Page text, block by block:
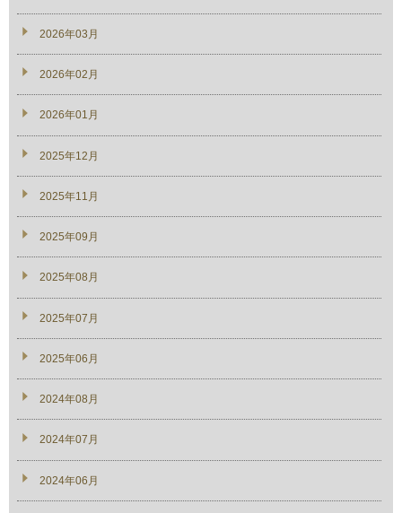
2026年03月
2026年02月
2026年01月
2025年12月
2025年11月
2025年09月
2025年08月
2025年07月
2025年06月
2024年08月
2024年07月
2024年06月